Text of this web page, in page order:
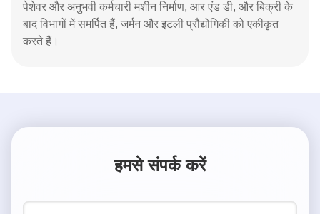
पेशेवर और अनुभवी कर्मचारी मशीन निर्माण, आर एंड डी, और बिक्री के
बाद विभागों में समर्पित हैं, जर्मन और इटली प्रौद्योगिकी को एकीकृत
करते हैं।
हमसे संपर्क करें